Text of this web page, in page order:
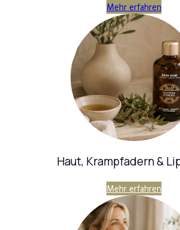
Mehr erfahren
Haut, Krampfadern &
Mehr erfahren